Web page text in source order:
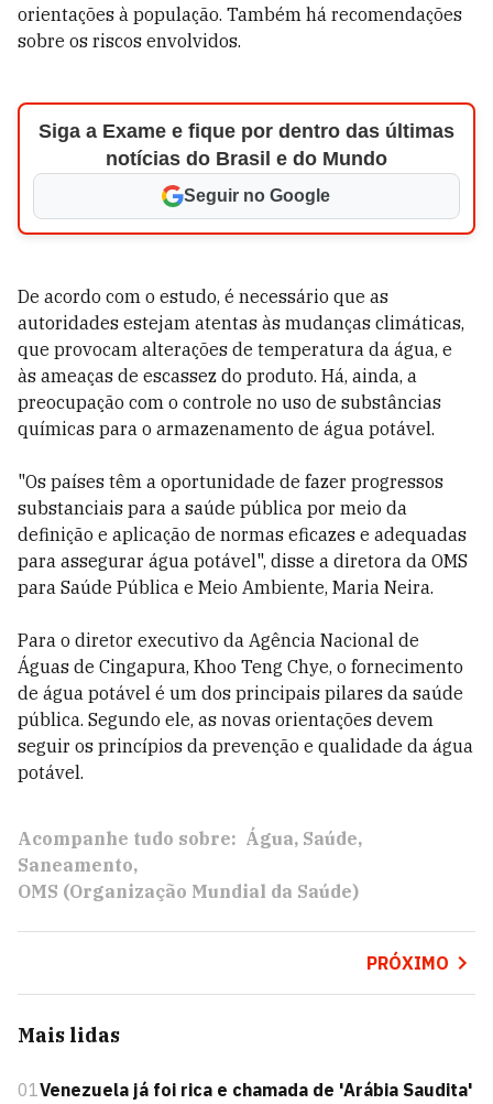
orientações à população. Também há recomendações
sobre os riscos envolvidos.
Siga a Exame e fique por dentro das últimas
notícias do Brasil e do Mundo
Seguir no Google
De acordo com o estudo, é necessário que as
autoridades estejam atentas às mudanças climáticas,
que provocam alterações de temperatura da água, e
às ameaças de escassez do produto. Há, ainda, a
preocupação com o controle no uso de substâncias
químicas para o armazenamento de água potável.
"Os países têm a oportunidade de fazer progressos
substanciais para a saúde pública por meio da
definição e aplicação de normas eficazes e adequadas
para assegurar água potável", disse a diretora da OMS
para Saúde Pública e Meio Ambiente, Maria Neira.
Para o diretor executivo da Agência Nacional de
Águas de Cingapura, Khoo Teng Chye, o fornecimento
de água potável é um dos principais pilares da saúde
pública. Segundo ele, as novas orientações devem
seguir os princípios da prevenção e qualidade da água
potável.
Acompanhe tudo sobre: Água Saúde
Saneamento
OMS (Organização Mundial da Saúde)
PRÓXIMO
Mais lidas
01Venezuela já foi rica e chamada de 'Arábia Saudita'